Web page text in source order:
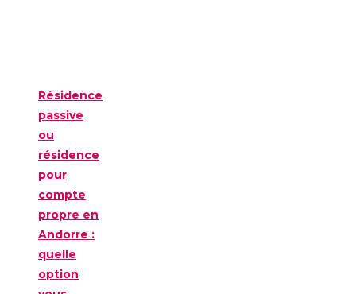
Résidence
passive
ou
résidence
pour
compte
propre en
Andorre :
quelle
option